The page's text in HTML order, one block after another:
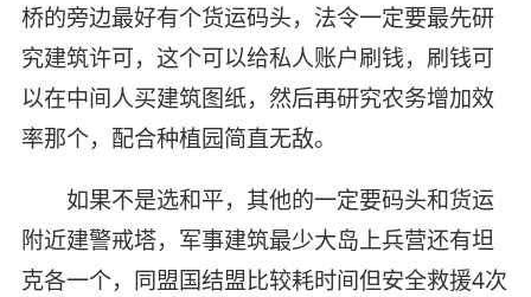
桥的旁边最好有个货运码头，法令一定要最先研
究建筑许可，这个可以给私人账户刷钱，刷钱可
以在中间人买建筑图纸，然后再研究农务增加效
率那个，配合种植园简直无敌。
如果不是选和平，其他的一定要码头和货运
附近建警戒塔，军事建筑最少大岛上兵营还有坦
克各一个，同盟国结盟比较耗时间但安全救援4次